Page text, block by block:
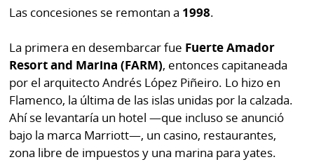
Las concesiones se remontan a 1998.
La primera en desembarcar fue Fuerte Amador
Resort and Marina (FARM), entonces capitaneada
por el arquitecto Andrés López Piñeiro. Lo hizo en
Flamenco, la última de las islas unidas por la calzada.
Ahí se levantaría un hotel —que incluso se anunció
bajo la marca Marriott—, un casino, restaurantes,
zona libre de impuestos y una marina para yates.